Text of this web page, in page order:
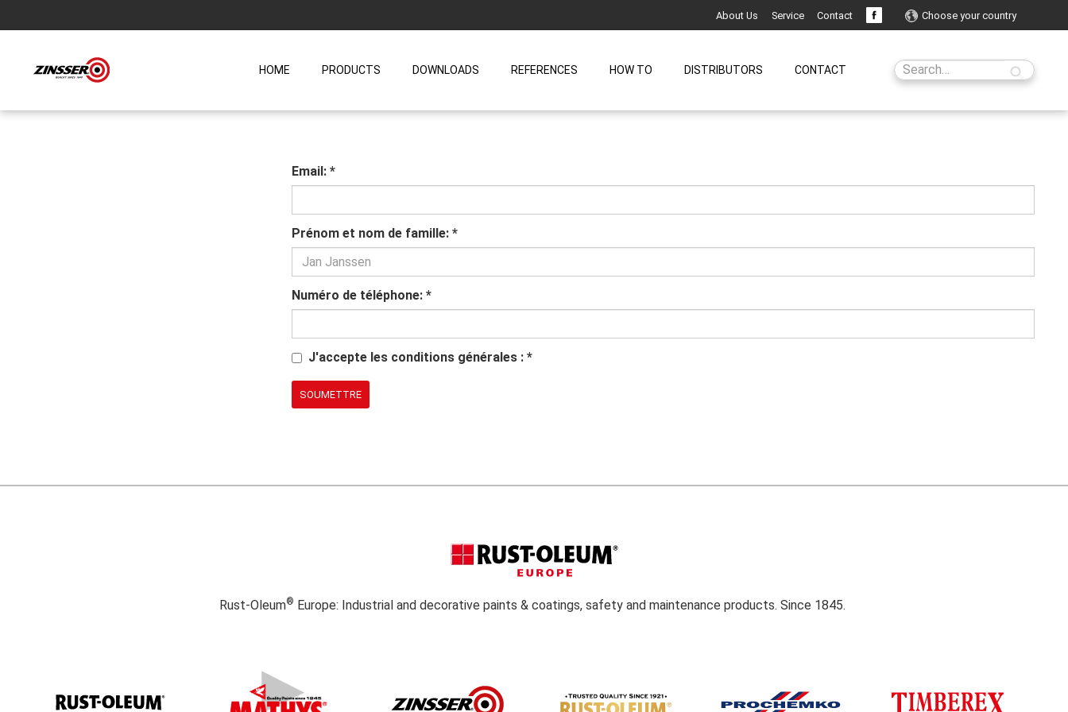
Choose your country
About Us Service Contact
HOME PRODUCTS DOWNLOADS REFERENCES HOW TO DISTRIBUTORS CONTACT
Email: *
Prénom et nom de famille: *
Numéro de téléphone: *
J'accepte les conditions générales : *
SOUMETTRE
Rust-Oleum® Europe: Industrial and decorative paints & coatings, safety and maintenance products. Since 1845.